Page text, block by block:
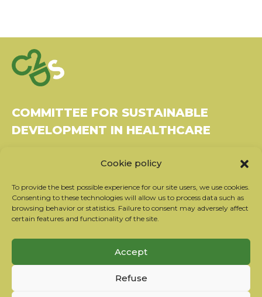
Cookie policy
To provide the best possible experience for our site users, we use cookies.
Consenting to these technologies will allow us to process data such as
browsing behavior or statistics. Failure to consent may adversely affect
certain features and functionality of the site.
Accept
Refuse
COMMITTEE FOR SUSTAINABLE
DEVELOPMENT IN HEALTHCARE
37270 Montlouis-sur-Loire
Tel: 06 26 49 36 81 - contact@c2ds.eu
Twitter
LinkedIn
Youtube
Subscribe to our newsletter
Our partners